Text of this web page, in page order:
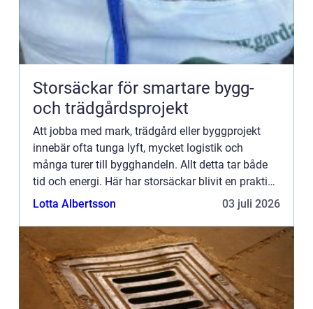
Storsäckar för smartare bygg-
och trädgårdsprojekt
Att jobba med mark, trädgård eller byggprojekt
innebär ofta tunga lyft, mycket logistik och
många turer till bygghandeln. Allt detta tar både
tid och energi. Här har storsäckar blivit en praktisk
lösning som...
Lotta Albertsson 03 juli 2026